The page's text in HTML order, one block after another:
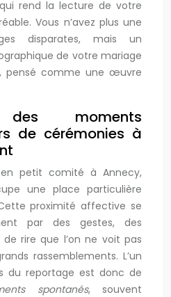
rend la lecture de votre
Vous n’avez plus une
disparates, mais un
de votre mariage
pensé comme une œuvre
des moments
de cérémonies à
petit comité à Annecy,
une place particulière
proximité affective se
par des gestes, des
rire que l’on ne voit pas
rassemblements. L’un
du reportage est donc de
spontanés, souvent